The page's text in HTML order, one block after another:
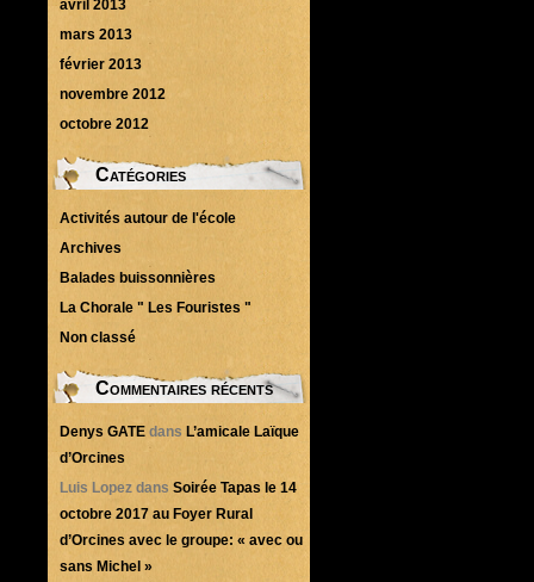
avril 2013
mars 2013
février 2013
novembre 2012
octobre 2012
Catégories
Activités autour de l'école
Archives
Balades buissonnières
La Chorale " Les Fouristes "
Non classé
Commentaires récents
Denys GATE dans L’amicale Laïque
d’Orcines
Luis Lopez dans Soirée Tapas le 14
octobre 2017 au Foyer Rural
d’Orcines avec le groupe: « avec ou
sans Michel »